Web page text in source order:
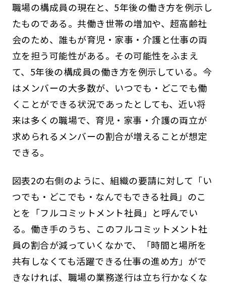
職場の構成員の現在と、5年後の働き方を例示し
たものである。共働き世帯の増加や、超高齢社
会のため、誰もが育児・家事・介護と仕事の両
立を担う可能性がある。その可能性をふまえ
て、5年後の構成員の働き方を例示している。今
はメンバーの大多数が、いつでも・どこでも働
くことができる状況であったとしても、近い将
来は多くの職場で、育児・家事・介護の両立が
求められるメンバーの割合が増えることが想定
できる。
図表2の右側のように、組織の要請に対して「い
つでも・どこでも・なんでもできる社員」のこ
とを「フルコミットメント社員」と呼んでい
る。働き手のうち、このフルコミットメント社
員の割合が減っていくなかで、「時間と場所を
共有しなくても活躍できる仕事の進め方」がで
きなければ、職場の業務遂行は立ち行かなくな